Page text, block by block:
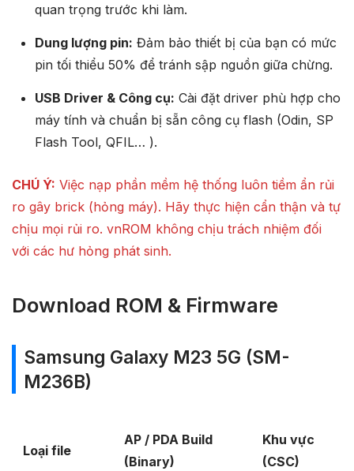
quan trọng trước khi làm.
Dung lượng pin: Đảm bảo thiết bị của bạn có mức
pin tối thiểu 50% để tránh sập nguồn giữa chừng.
USB Driver & Công cụ: Cài đặt driver phù hợp cho
máy tính và chuẩn bị sẵn công cụ flash (Odin, SP
Flash Tool, QFIL… ).
CHÚ Ý: Việc nạp phần mềm hệ thống luôn tiềm ẩn rủi
ro gây brick (hỏng máy). Hãy thực hiện cẩn thận và tự
chịu mọi rủi ro. vnROM không chịu trách nhiệm đối
với các hư hỏng phát sinh.
Download ROM & Firmware
Samsung Galaxy M23 5G (SM-
M236B)
Loại file
AP / PDA Build
(Binary)
Khu vực
(CSC)